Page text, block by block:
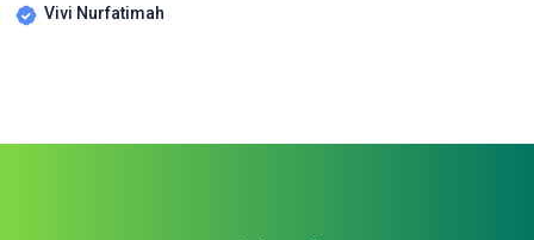
Vivi Nurfatimah